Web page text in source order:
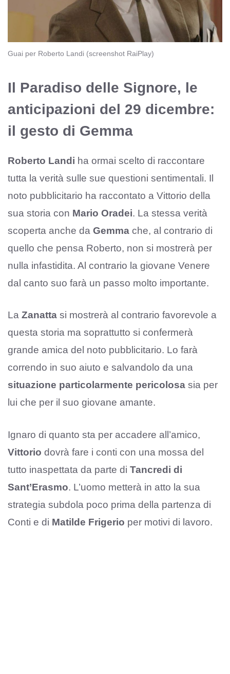
Guai per Roberto Landi (screenshot RaiPlay)
Il Paradiso delle Signore, le
anticipazioni del 29 dicembre:
il gesto di Gemma
Roberto Landi ha ormai scelto di raccontare
tutta la verità sulle sue questioni sentimentali. Il
noto pubblicitario ha raccontato a Vittorio della
sua storia con Mario Oradei. La stessa verità
scoperta anche da Gemma che, al contrario di
quello che pensa Roberto, non si mostrerà per
nulla infastidita. Al contrario la giovane Venere
dal canto suo farà un passo molto importante.
La Zanatta si mostrerà al contrario favorevole a
questa storia ma soprattutto si confermerà
grande amica del noto pubblicitario. Lo farà
correndo in suo aiuto e salvandolo da una
situazione particolarmente pericolosa sia per
lui che per il suo giovane amante.
Ignaro di quanto sta per accadere all’amico,
Vittorio dovrà fare i conti con una mossa del
tutto inaspettata da parte di Tancredi di
Sant’Erasmo. L’uomo metterà in atto la sua
strategia subdola poco prima della partenza di
Conti e di Matilde Frigerio per motivi di lavoro.